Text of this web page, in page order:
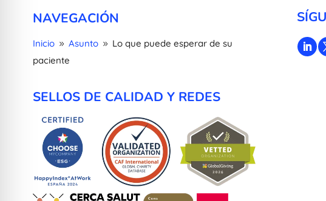
NAVEGACIÓN
Inicio 9 Asunto 9 Lo que puede esperar de su
paciente
SELLOS DE CALIDAD Y REDES